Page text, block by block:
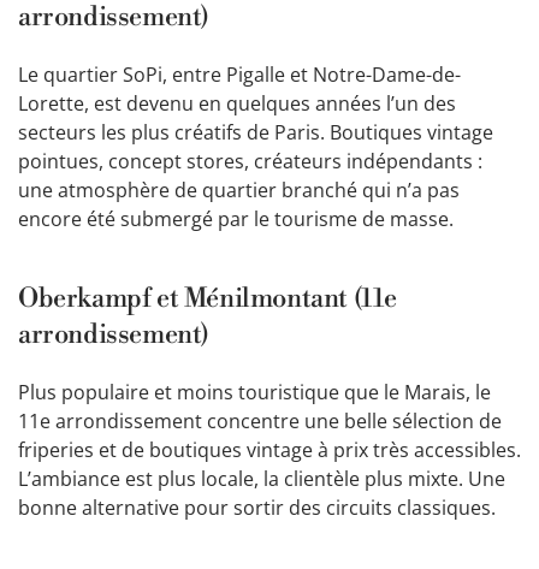
arrondissement)
Le quartier SoPi, entre Pigalle et Notre-Dame-de-
Lorette, est devenu en quelques années l’un des
secteurs les plus créatifs de Paris. Boutiques vintage
pointues, concept stores, créateurs indépendants :
une atmosphère de quartier branché qui n’a pas
encore été submergé par le tourisme de masse.
Oberkampf et Ménilmontant (11e
arrondissement)
Plus populaire et moins touristique que le Marais, le
11e arrondissement concentre une belle sélection de
friperies et de boutiques vintage à prix très accessibles.
L’ambiance est plus locale, la clientèle plus mixte. Une
bonne alternative pour sortir des circuits classiques.